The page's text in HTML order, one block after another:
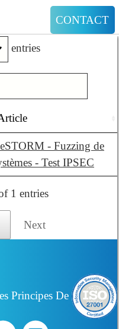
CONTACT
entries
- Fuzzing de
- Test IPSEC
1 entries
Next
Principes De